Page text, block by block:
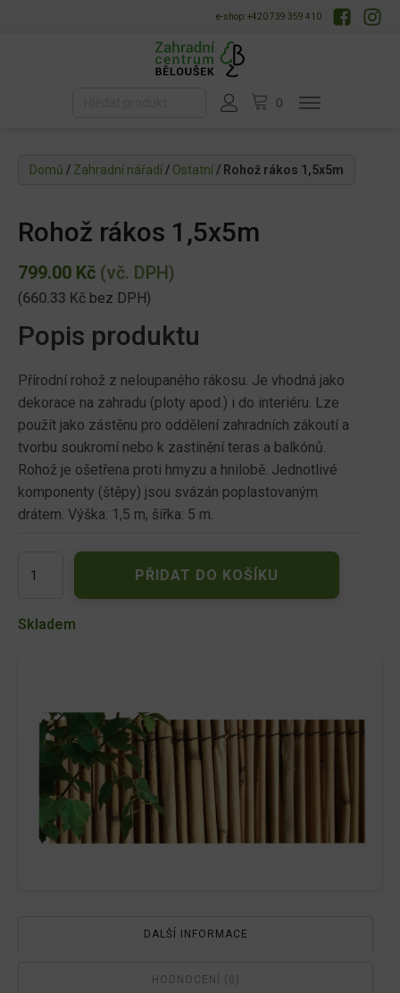
e-shop: +420 739 359 410
Domů / Zahradní nářadí/ Ostatní/ Rohož rákos 1,5x5m
Rohož rákos 1,5x5m
799.00 Kč (vč. DPH)
(660.33 Kč bez DPH)
Popis produktu
Přírodní rohož z neloupaného rákosu. Je vhodná jako
dekorace na zahradu (ploty apod.) i do interiéru. Lze
použít jako zástěnu pro oddělení zahradních zákoutí a
tvorbu soukromí nebo k zastínění teras a balkónů.
Rohož je ošetřena proti hmyzu a hnilobě. Jednotlivé
komponenty (štěpy) jsou svázán poplastovaným
drátem. Výška: 1,5 m, šířka: 5 m.
rákos
množství
PŘIDAT DO KOŠÍKU
Skladem
DALŠÍ INFORMACE
HODNOCENÍ (0)